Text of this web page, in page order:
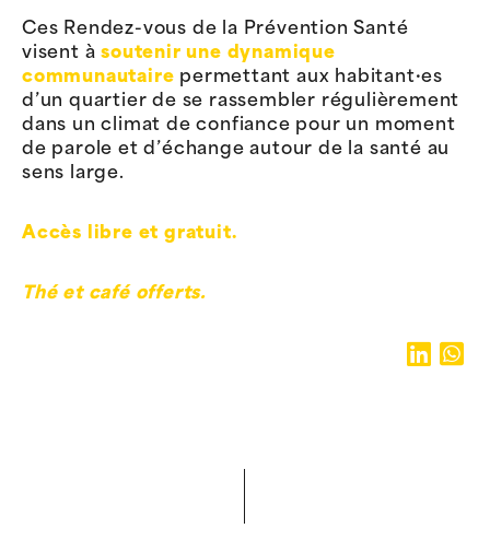
Ces Rendez-vous de la Prévention Santé
visent àsoutenir une dynamique
communautaire permettant aux habitant·es
d’un quartier de se rassembler régulièrement
dans un climat de confiance pour un moment
de parole et d’échange autour de la santé au
sens large.
Accès libre et gratuit.
Thé et café offerts.